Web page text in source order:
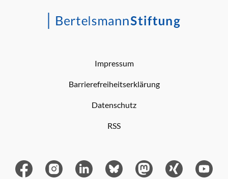
Impressum
Barrierefreiheitserklärung
Datenschutz
RSS